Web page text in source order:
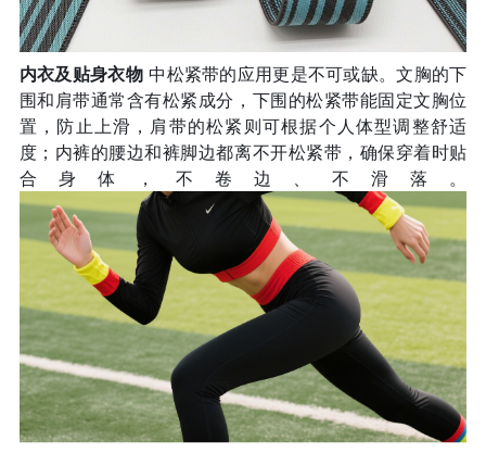
内衣及贴身衣物 中松紧带的应用更是不可或缺。文胸的下
围和肩带通常含有松紧成分，下围的松紧带能固定文胸位
置，防止上滑，肩带的松紧则可根据个人体型调整舒适
度；内裤的腰边和裤脚边都离不开松紧带，确保穿着时贴
合身体，不卷边、不滑落。